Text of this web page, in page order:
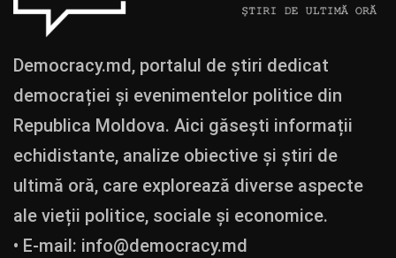
Democracy.md, portalul de știri dedicat
democrației și evenimentelor politice din
Republica Moldova. Aici găsești informații
echidistante, analize obiective și știri de
ultimă oră, care explorează diverse aspecte
ale vieții politice, sociale și economice.
• E-mail: info@democracy.md